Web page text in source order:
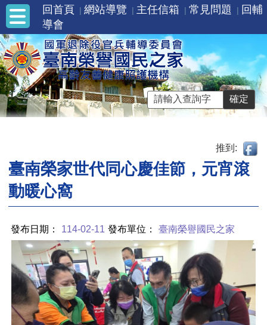
回首頁 網站導覽 主任信箱 常見問題
回輔
導會
推到:
臺南榮家世代同心慶佳節，元宵滾
動暖心窩
發布日期： 114-02-11 發布單位： 臺南榮譽國民之家